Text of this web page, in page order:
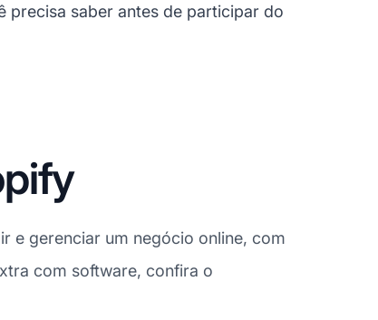
precisa saber antes de participar do
e gerenciar um negócio online, com
com software, confira o